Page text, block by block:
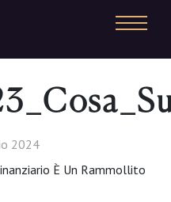
2024
È Un Rammollito